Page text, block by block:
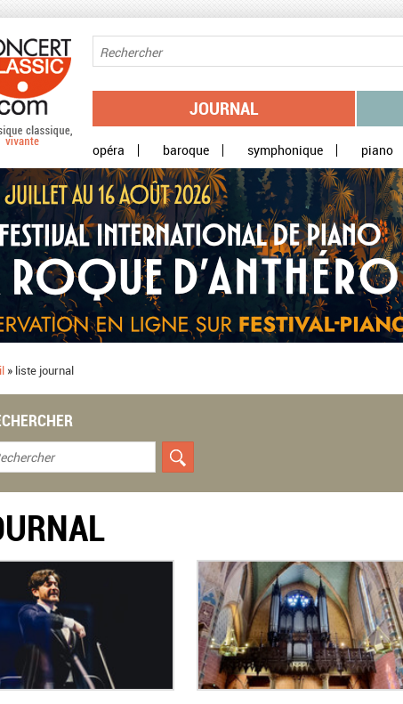
JOURNAL
opéra baroque symphonique piano
» liste journal